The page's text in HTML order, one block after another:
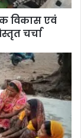
विकास एवं
चर्चा